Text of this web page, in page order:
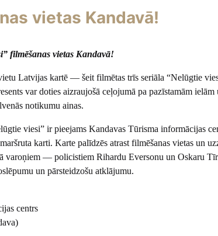
vietas Kandavā!
filmēšanas vietas Kandavā!
Latvijas kartē — šeit filmētas trīs seriāla “Nelūgtie
var doties aizraujošā ceļojumā pa pazīstamām ielām
notikumu ainas.
viesi” ir pieejams Kandavas Tūrisma informācijas
karti. Karte palīdzēs atrast filmēšanas vietas un
varoņiem — policistiem Rihardu Eversonu un Oskaru
un pārsteidzošu atklājumu.
centrs